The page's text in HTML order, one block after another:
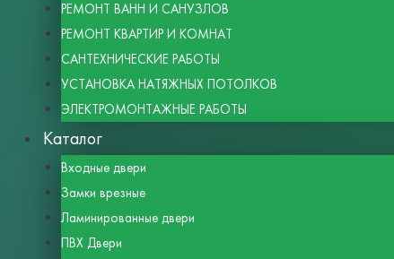
РЕМОНТ ВАНН И САНУЗЛОВ
РЕМОНТ КВАРТИР И КОМНАТ
САНТЕХНИЧЕСКИЕ РАБОТЫ
УСТАНОВКА НАТЯЖНЫХ ПОТОЛКОВ
ЭЛЕКТРОМОНТАЖНЫЕ РАБОТЫ
Каталог
Входные двери
Замки врезные
Ламинированные двери
ПВХ Двери